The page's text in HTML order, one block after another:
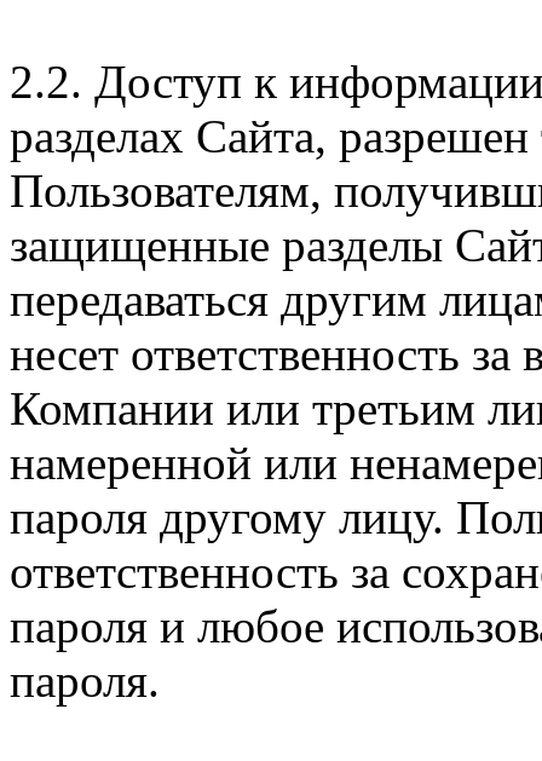
2.2. Доступ к
разделах Сайта,
Пользователям,
защищенные разделы
передаваться другим
несет ответственность
Компании или третьим
намеренной или
пароля другому лицу.
ответственность за
пароля и любое
пароля.